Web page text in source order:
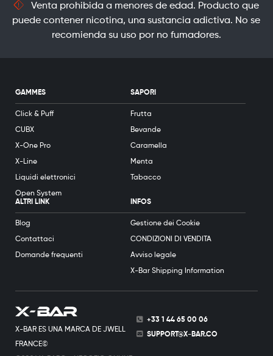
Venta prohibida a menores de edad. Producto que
puede contener nicotina, una sustancia adictiva. No se
recomienda su uso por no fumadores.
X-BAR ES UNA MARCA DE JWELL
FRANCE©
+33 1 44 65 00 06
SUPPORT@X-BAR.CO
GAMMES
Click & Puff
CUBX
X-One Pro
X-Line
Liquidi elettronici
Open System
SAPORI
Frutta
Bevande
Caramella
Menta
Tabacco
ALTRI LINK
Blog
Contattaci
Domande frequenti
INFOS
Gestione dei Cookie
CONDIZIONI DI VENDITA
Avviso legale
X-Bar Shipping Information